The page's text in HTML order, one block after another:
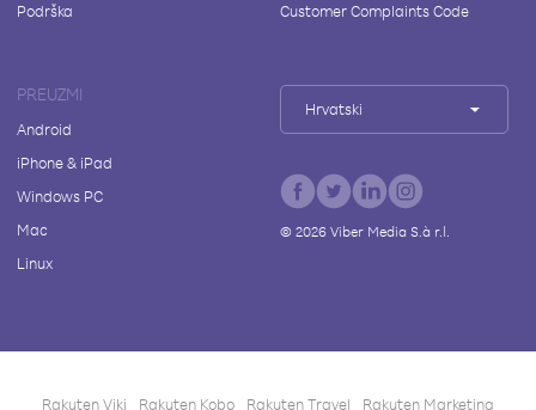
Podrška
Customer Complaints Code
PREUZMI
Android
iPhone & iPad
Windows PC
Mac
Linux
Hrvatski
© 2026Viber Media S.à r.l.
Rakuten Viki Rakuten Kobo Rakuten Travel Rakuten Marketing